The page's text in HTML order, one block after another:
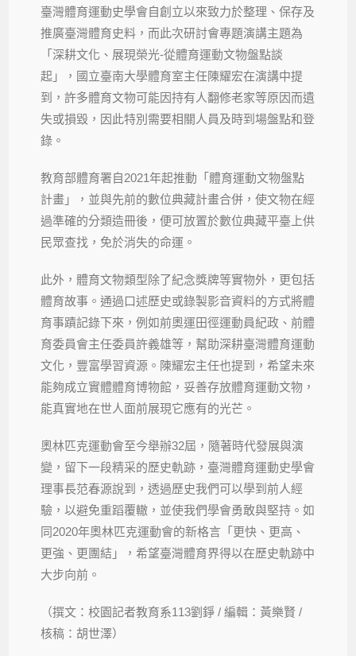
臺灣體育運動史學會自創立以來致力於整理、保存及
推廣臺灣體育史料，而此次研討會專題演講主題為
「深耕文化、展現榮光-從體育運動文物盤點談
起」，國立臺南大學體育室主任陳耀宏在演講中提
到，許多體育文物可能因持有人翻修老家等原因而遺
失或損毀，因此特別需要相關人員及時到場盤點和登
錄。
教育部體育署自2021年起推動「體育運動文物盤點
計畫」，並與先前的數位典藏計畫合併，使文物在經
過準確的分類造冊後，便可放置於數位典藏平臺上供
民眾查找，免於消失的命運。
此外，體育文物類型除了紀念獎牌等實物外，更包括
體育故事。通過口述歷史或錄製影音資料的方式將體
育事蹟記錄下來，例如前奧運田徑運動員紀政、前體
育委員會主任委員許義雄等，幫助深耕臺灣體育運動
文化，豐富學習資源。陳耀宏主任也提到，希望未來
能夠成立實體體育博物館，妥善存放體育運動文物，
能真實地在世人面前展現它應有的光芒。
奧林匹克運動會至今舉辦32屆，隨著時代發展與演
變，留下一段精采的歷史軌跡，臺灣體育運動史學會
理事長范春源說到，透過歷史我們可以學到前人經
驗，以避免重蹈覆轍，並使我們學會勇敢與堅持。如
同2020年奧林匹克運動會的新格言「更快、更高、
更強、更團結」，希望臺灣體育界得以在歷史軌跡中
大步向前。
（撰文：校園記者教育系113劉錚 / 編輯：黃樂賢 /
核稿：胡世澤）